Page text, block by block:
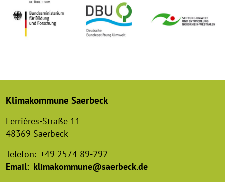
Klimakommune Saerbeck
Ferrières-Straße 11
48369 Saerbeck
Telefon: +49 2574 89-292
Email: klimakommune@saerbeck.de